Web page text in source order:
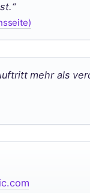
mehr als